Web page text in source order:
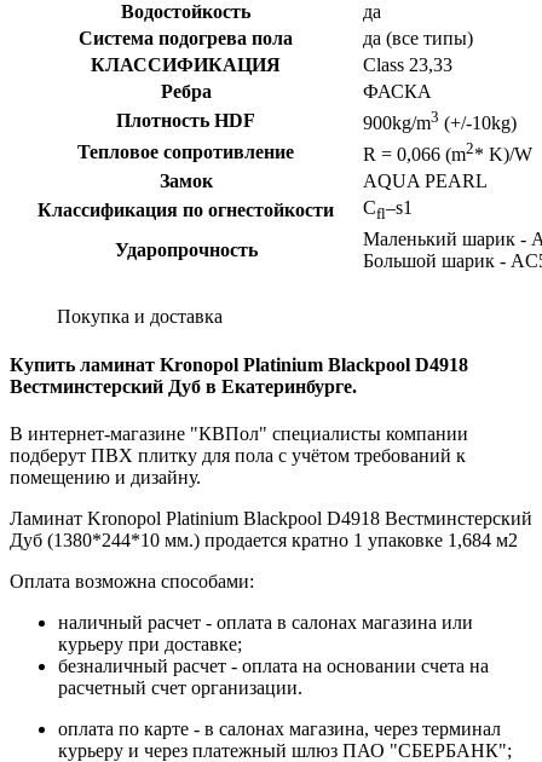
Водостойкость
да
Система подогрева пола
да (все типы)
КЛАССИФИКАЦИЯ
Class 23,33
Ребра
ФАСКА
Плотность HDF
900kg/m3 (+/-10kg)
Тепловое сопротивление
R = 0,066 (m2* K)/W
Замок
AQUA PEARL
Классификация по огнестойкости
Cfl–s1
Ударопрочность
Маленький шарик -
Большой шарик -
Покупка и доставка
Купить ламинат Kronopol Platinium Blackpool D4918
Вестминстерский Дуб в Екатеринбурге.
В интернет-магазине "КВПол" специалисты компании
подберут ПВХ плитку для пола с учётом требований к
помещению и дизайну.
Ламинат Kronopol Platinium Blackpool D4918 Вестминстерский
Дуб (1380*244*10 мм.) продается кратно 1 упаковке 1,684 м2
Оплата возможна способами:
наличный расчет - оплата в салонах магазина или
курьеру при доставке;
безналичный расчет - оплата на основании счета на
расчетный счет организации.
оплата по карте - в салонах магазина, через терминал
курьеру и через платежный шлюз ПАО "СБЕРБАНК";